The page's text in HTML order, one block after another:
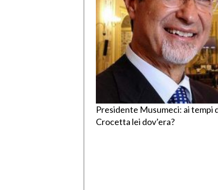
Presidente Musumeci: ai tempi
Crocetta lei dov’era?